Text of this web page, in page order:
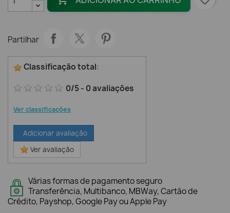
Partilhar
Classificação total:
0/5- 0avaliações
Ver classificações
Adicionar avaliação
Ver avaliação
Várias formas de pagamento seguro
Transferência, Multibanco, MBWay, Cartão de
Crédito, Payshop, Google Pay ou Apple Pay